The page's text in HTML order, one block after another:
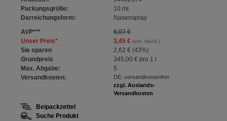
Packungsgröße:
10 ml
Darreichungsform:
Nasenspray
AVP***
6,07 €
Unser Preis* 3,45 €(inkl. MwSt.)
Sie sparen 2,62 € (43%)
Grundpreis
345,00 €pro 1 l
Max. Abgabe:
5
Versandkosten:
DE: versandkostenfrei
zzgl. Auslands-
Versandkosten
Beipackzettel
Suche Produkt